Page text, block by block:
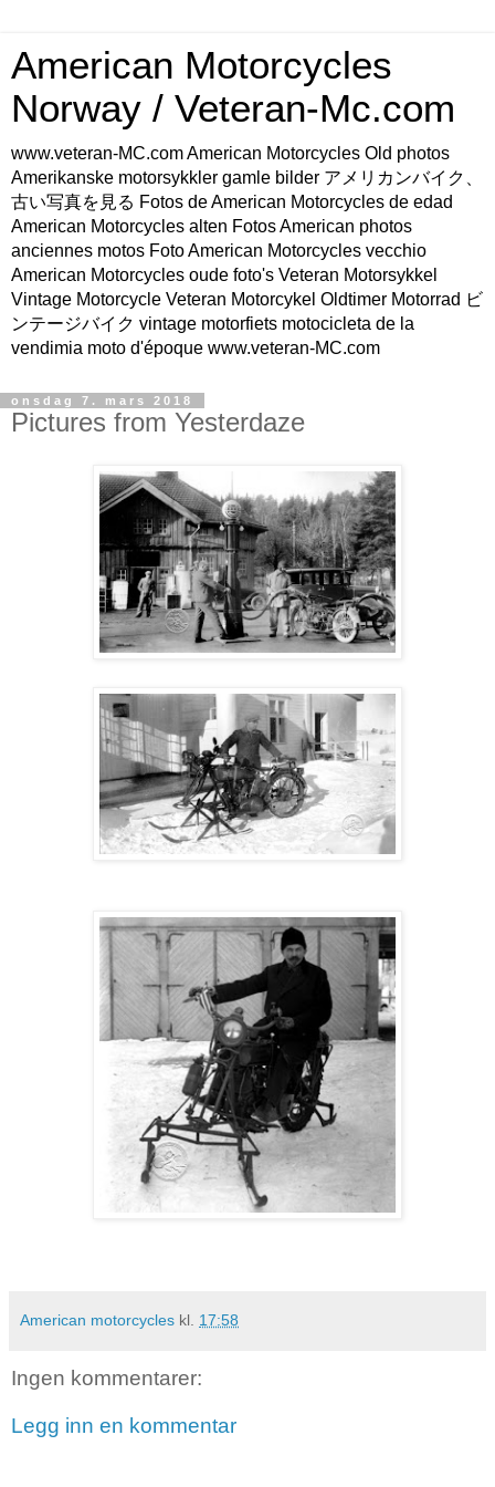
American Motorcycles
Norway / Veteran-Mc.com
www.veteran-MC.com American Motorcycles Old photos
Amerikanske motorsykkler gamle bilder アメリカンバイク、
古い写真を見る Fotos de American Motorcycles de edad
American Motorcycles alten Fotos American photos
anciennes motos Foto American Motorcycles vecchio
American Motorcycles oude foto's Veteran Motorsykkel
Vintage Motorcycle Veteran Motorcykel Oldtimer Motorrad ビ
ンテージバイク vintage motorfiets motocicleta de la
vendimia moto d'époque www.veteran-MC.com
onsdag 7. mars 2018
Pictures from Yesterdaze
American motorcycles kl. 17:58
Ingen kommentarer:
Legg inn en kommentar